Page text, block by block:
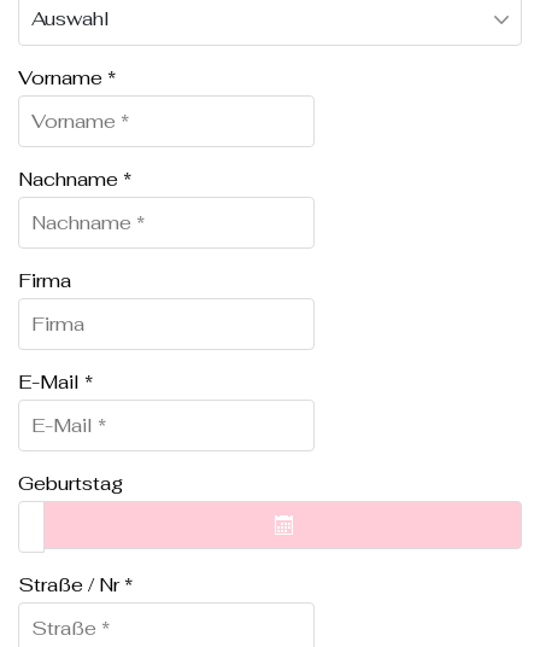
Vorname *
Nachname *
Firma
E-Mail *
Geburtstag
Straße / Nr*